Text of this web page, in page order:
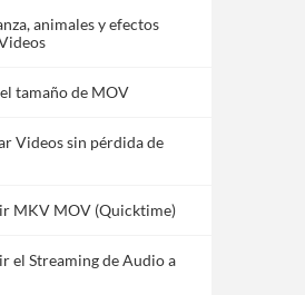
animales y efectos
tamaño de MOV
Videos sin pérdida de
MKV MOV (Quicktime)
el Streaming de Audio a